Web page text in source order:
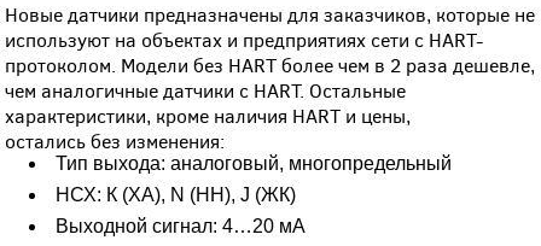
Новые датчики предназначены для заказчиков, которые не
используют на объектах и предприятиях сети с HART-
протоколом. Модели без HART более чем в 2 раза дешевле,
чем аналогичные датчики с HART. Остальные
характеристики, кроме наличия HART и цены,
остались без изменения:
Тип выхода: аналоговый, многопредельный
НСХ: К (ХА), N (НН), J (ЖК)
Выходной сигнал: 4…20 мА